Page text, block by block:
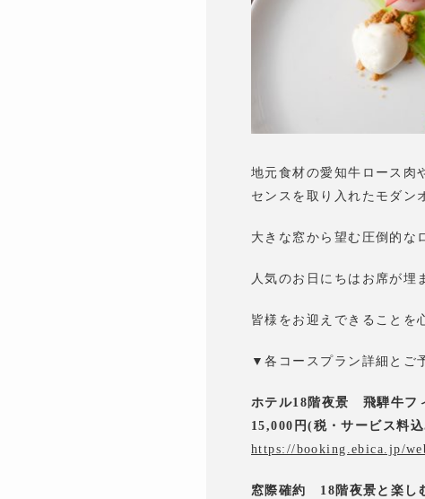
地元食材の愛知牛ロース肉
センスを取り入れたモダン
大きな窓から望む圧倒的な
人気のお日にちはお席が埋
皆様をお迎えできることを
▼各コースプラン詳細とご
ホテル18階夜景 飛騨牛フ
15,000円(税・サービス料
https://booking.ebica.jp/
窓際確約 18階夜景と楽し